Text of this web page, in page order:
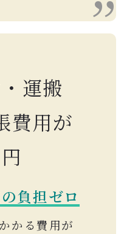
運搬
費用が
負担ゼロ
かる費用が